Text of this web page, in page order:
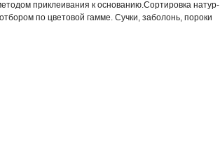
приклеивания к основанию.Сортировка натур-
по цветовой гамме. Сучки, заболонь, пороки